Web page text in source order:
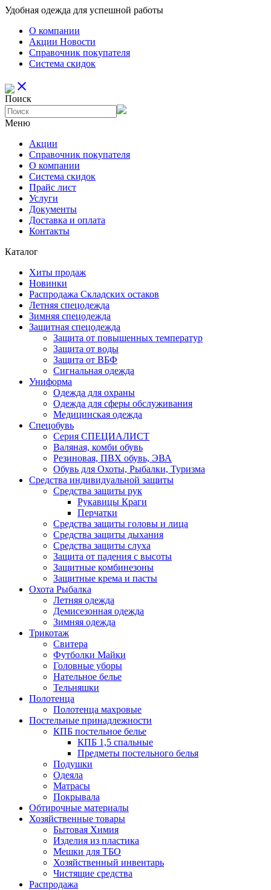
Удобная одежда для успешной работы
О компании
Aкции Новости
Справочник покупателя
Система скидок
close
Поиск
Меню
Aкции
Справочник покупателя
О компании
Система скидок
Прайс лист
Услуги
Документы
Доставка и оплата
Контакты
Каталог
Хиты продаж
Новинки
Распродажа Складских остаков
Летняя спецодежда
Зимняя спецодежда
Защитная спецодежда
Защита от повышенных температур
Защита от воды
Защита от ВБФ
Сигнальная одежда
Униформа
Одежда для охраны
Одежда для сферы обслуживания
Медицинская одежда
Спецобувь
Серия СПЕЦИАЛИСТ
Валяная, комби обувь
Резиновая, ПВХ обувь, ЭВА
Обувь для Охоты, Рыбалки, Туризма
Средства индивидуальной защиты
Средства защиты рук
Рукавицы Краги
Перчатки
Средства защиты головы и лица
Средства защиты дыхания
Средства защиты слуха
Защита от падения с высоты
Защитные комбинезоны
Защитные крема и пасты
Охота Рыбалка
Летняя одежда
Демисезонная одежда
Зимняя одежда
Трикотаж
Свитера
Футболки Майки
Головные уборы
Нательное белье
Тельняшки
Полотенца
Полотенца махровые
Постельные принадлежности
КПБ постельное белье
КПБ 1,5 спальные
Предметы постельного белья
Подушки
Одеяла
Матрасы
Покрывала
Обтирочные материалы
Хозяйственные товары
Бытовая Химия
Изделия из пластика
Мешки для ТБО
Хозяйственный инвентарь
Чистящие средства
Распродажа